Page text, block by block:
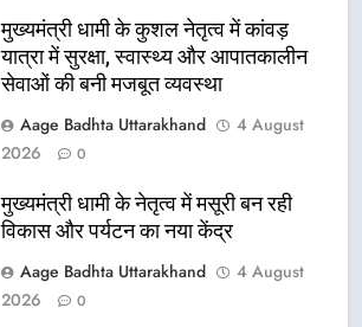
मुख्यमंत्री धामी के कुशल नेतृत्व में कांवड़
यात्रा में सुरक्षा, स्वास्थ्य और आपातकालीन
सेवाओं की बनी मजबूत व्यवस्था
Aage Badhta Uttarakhand
4 August
2026
0
मुख्यमंत्री धामी के नेतृत्व में मसूरी बन रही
विकास और पर्यटन का नया केंद्र
Aage Badhta Uttarakhand
4 August
2026
0